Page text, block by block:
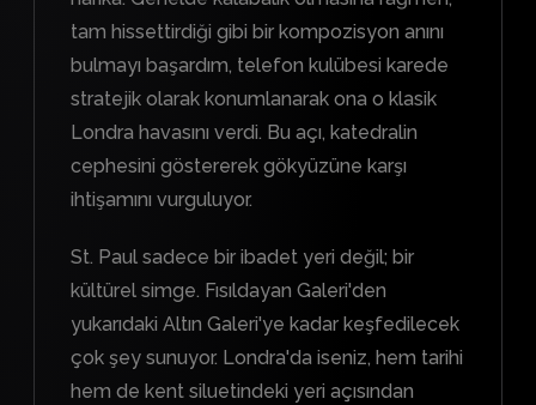
tam hissettirdiği gibi bir kompozisyon anını
bulmayı başardım, telefon kulübesi karede
stratejik olarak konumlanarak ona o klasik
Londra havasını verdi. Bu açı, katedralin
cephesini göstererek gökyüzüne karşı
ihtişamını vurguluyor.
St. Paul sadece bir ibadet yeri değil; bir
kültürel simge. Fısıldayan Galeri'den
yukarıdaki Altın Galeri'ye kadar keşfedilecek
çok şey sunuyor. Londra'da iseniz, hem tarihi
hem de kent siluetindeki yeri açısından